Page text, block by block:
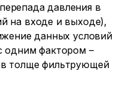
давления в
на входе и выходе),
данных условий
одним фактором –
в толще фильтрующей